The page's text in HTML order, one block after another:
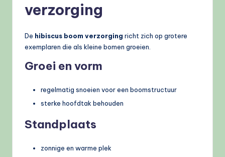
verzorging
De hibiscus boom verzorging richt zich op grotere
exemplaren die als kleine bomen groeien.
Groei en vorm
regelmatig snoeien voor een boomstructuur
sterke hoofdtak behouden
Standplaats
zonnige en warme plek